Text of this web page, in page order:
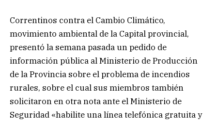
Correntinos contra el Cambio Climático,
movimiento ambiental de la Capital provincial,
presentó la semana pasada un pedido de
información pública al Ministerio de Producción
de la Provincia sobre el problema de incendios
rurales, sobre el cual sus miembros también
solicitaron en otra nota ante el Ministerio de
Seguridad «habilite una línea telefónica gratuita y